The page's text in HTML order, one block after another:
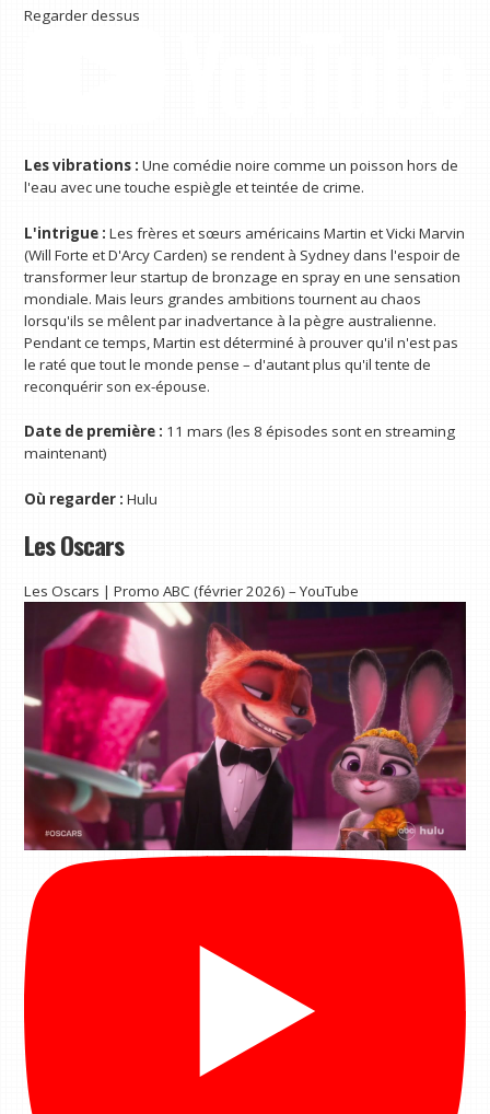
Regarder dessus
Les vibrations : Une comédie noire comme un poisson hors de
l'eau avec une touche espiègle et teintée de crime.
L'intrigue : Les frères et sœurs américains Martin et Vicki Marvin
(Will Forte et D'Arcy Carden) se rendent à Sydney dans l'espoir de
transformer leur startup de bronzage en spray en une sensation
mondiale. Mais leurs grandes ambitions tournent au chaos
lorsqu'ils se mêlent par inadvertance à la pègre australienne.
Pendant ce temps, Martin est déterminé à prouver qu'il n'est pas
le raté que tout le monde pense – d'autant plus qu'il tente de
reconquérir son ex-épouse.
Date de première : 11 mars (les 8 épisodes sont en streaming
maintenant)
Où regarder : Hulu
Les Oscars
Les Oscars | Promo ABC (février 2026) – YouTube